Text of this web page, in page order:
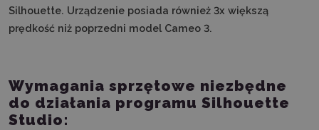
Silhouette. Urządzenie posiada również 3x większą
prędkość niż poprzedni model Cameo 3.
Wymagania sprzętowe niezbędne
do działania programu Silhouette
Studio: